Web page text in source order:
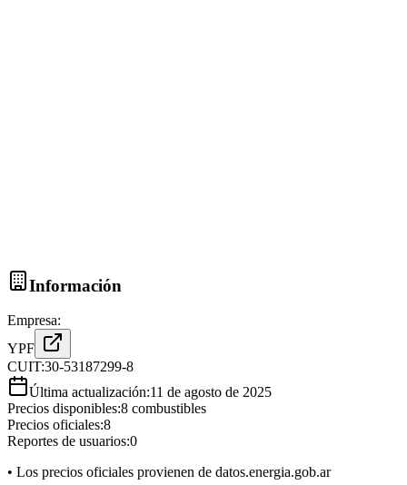
Información
Empresa:
YPF
CUIT:30-53187299-8
Última actualización:11 de agosto de 2025
Precios disponibles:8 combustibles
Precios oficiales:8
Reportes de usuarios:0
• Los precios oficiales provienen de datos.energia.gob.ar